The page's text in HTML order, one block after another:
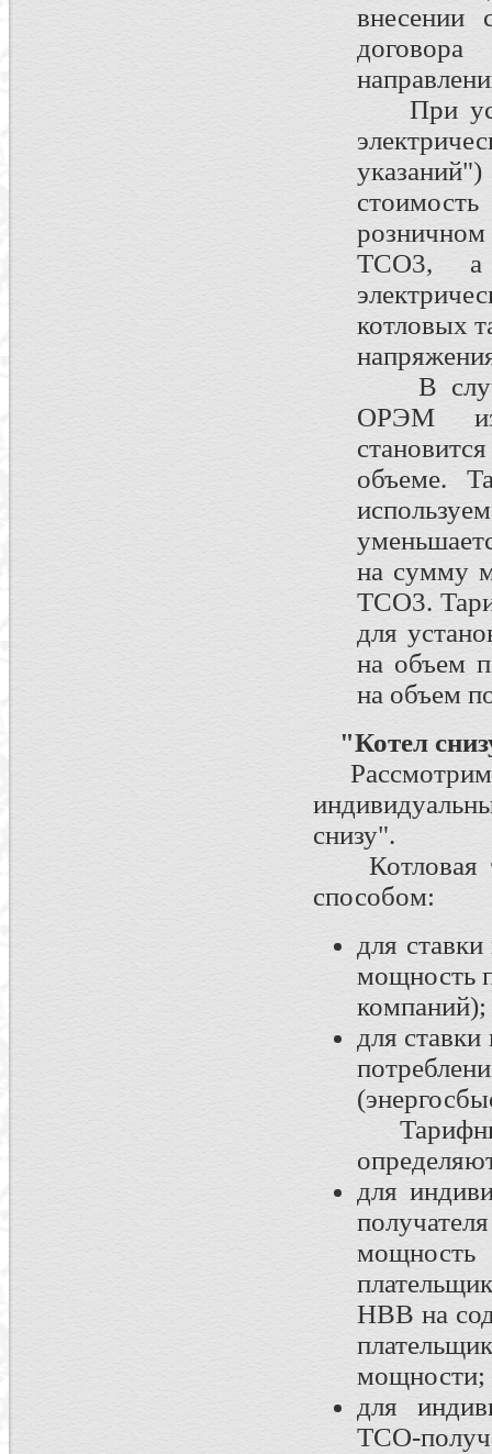
внесении
При
ТСО3, а
котловых
В
ОРЭМ
объеме.
на сумму
ТСО3.
для
на объем
на объем
"Котел
Рассмотрим,
снизу".
Котловая
способом:
для
мощность
компаний);
для
для
НВВ на
мощности;
для
ТСО-